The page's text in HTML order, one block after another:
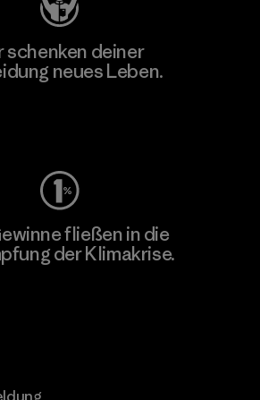
schenken deiner
neues Leben.
fließen in die
der Klimakrise.